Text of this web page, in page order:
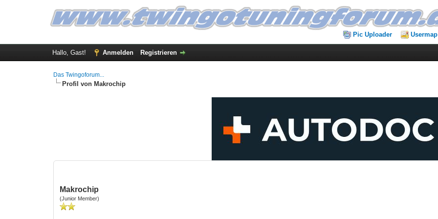
Pic Uploader Usermap
Hallo, Gast! Anmelden Registrieren
Das Twingoforum...
Profil von Makrochip
Makrochip
(Junior Member)